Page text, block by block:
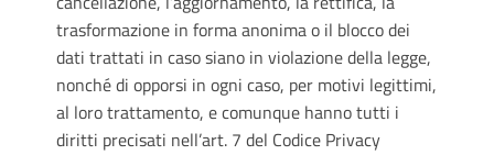
trasformazione in forma anonima o il blocco dei
dati trattati in caso siano in violazione della legge,
nonché di opporsi in ogni caso, per motivi legittimi,
al loro trattamento, e comunque hanno tutti i
diritti precisati nell’art. 7 del Codice Privacy